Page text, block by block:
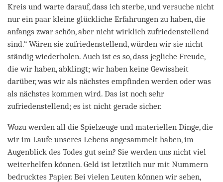
Kreis und warte darauf, dass ich sterbe, und versuche nicht
nur ein paar kleine glückliche Erfahrungen zu haben, die
anfangs zwar schön, aber nicht wirklich zufriedenstellend
sind.“ Wären sie zufriedenstellend, würden wir sie nicht
ständig wiederholen. Auch ist es so, dass jegliche Freude,
die wir haben, abklingt; wir haben keine Gewissheit
darüber, was wir als nächstes empfinden werden oder was
als nächstes kommen wird. Das ist noch sehr
zufriedenstellend; es ist nicht gerade sicher.
Wozu werden all die Spielzeuge und materiellen Dinge, die
wir im Laufe unseres Lebens angesammelt haben, im
Augenblick des Todes gut sein? Sie werden uns nicht viel
weiterhelfen können. Geld ist letztlich nur mit Nummern
bedrucktes Papier. Bei vielen Leuten können wir sehen,